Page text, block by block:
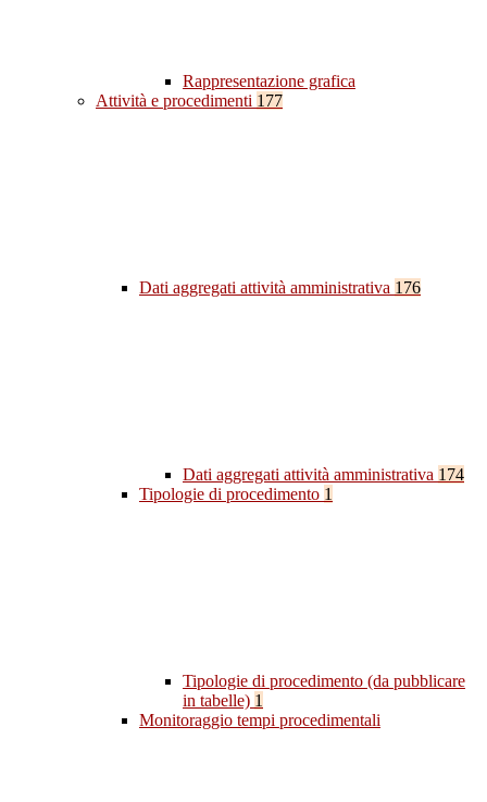
Rappresentazione grafica
Attività e procedimenti 177
Dati aggregati attività amministrativa 176
Dati aggregati attività amministrativa 174
Tipologie di procedimento 1
Tipologie di procedimento (da pubblicare
in tabelle) 1
Monitoraggio tempi procedimentali